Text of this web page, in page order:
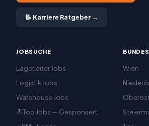
📝 Karriere Ratgeber →
JOBSUCHE
Lagerleiter Jobs
Logistik Jobs
Warehouse Jobs
🔝Top Jobs — Gesponsert
Wien